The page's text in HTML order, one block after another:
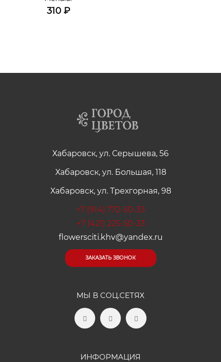
310₽
Хабаровск, ул. Серышева, 56
Хабаровск, ул. Большая, 118
Хабаровск, ул. Трехгорная, 98
+7 (914) 772-50-33
+7 (421) 225-50-33
flowersciti.khv@yandex.ru
ЗАКАЗАТЬ ЗВОНОК
МЫ В СОЦ.СЕТЯХ
ИНФОРМАЦИЯ